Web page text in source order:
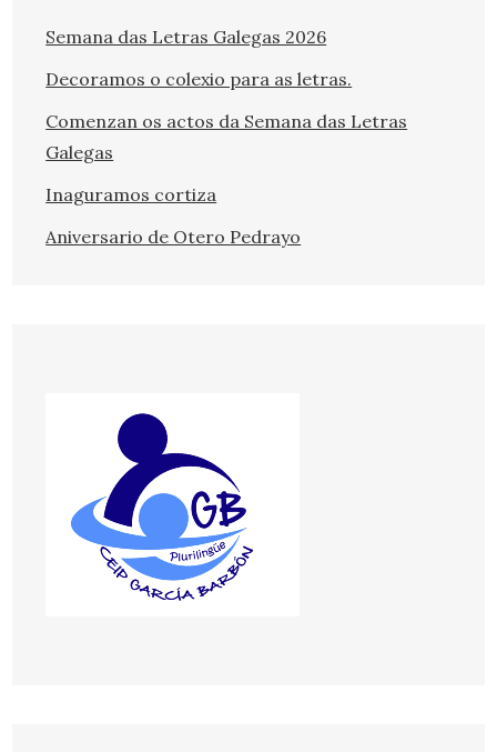
Semana das Letras Galegas 2026
Decoramos o colexio para as letras.
Comenzan os actos da Semana das Letras
Galegas
Inaguramos cortiza
Aniversario de Otero Pedrayo